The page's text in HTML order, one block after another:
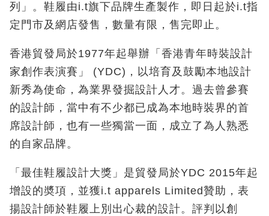
列」。鞋履由i.t旗下品牌生產製作，即日起於i.t指
定門市及網店發售，數量有限，售完即止。
香港貿發局於1977年起舉辦「香港青年時裝設計
家創作表演賽」 (YDC)，以培育及鼓勵本地設計
新秀為使命，為業界發掘設計人才。過去曾參賽
的設計師，當中有不少都已成為本地時裝界的首
席設計師，也有一些獨當一面，成立了為人熟悉
的自家品牌。
「最佳鞋履設計大獎」是貿發局於YDC 2015年起
增設的奬項，並獲i.t apparels Limited贊助，表
揚設計師於鞋履上別出心裁的設計。評判以創